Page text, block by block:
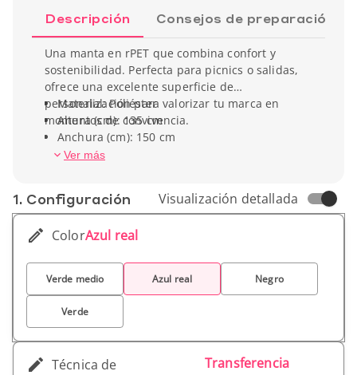
Descripción Consejos de preparación
Una manta en rPET que combina confort y
sostenibilidad. Perfecta para picnics o salidas,
ofrece una excelente superficie de
personalización para valorizar tu marca en
momentos de convivencia.
Material: Poliéster
Altura (cm): 135 cm
Anchura (cm): 150 cm
Peso unitario: 550 gr
Ver más
1. Conf­iguración Visualización detallada
ColorAzul real
Verde medio Azul real Negro
Verde
Técnica de
Transferencia